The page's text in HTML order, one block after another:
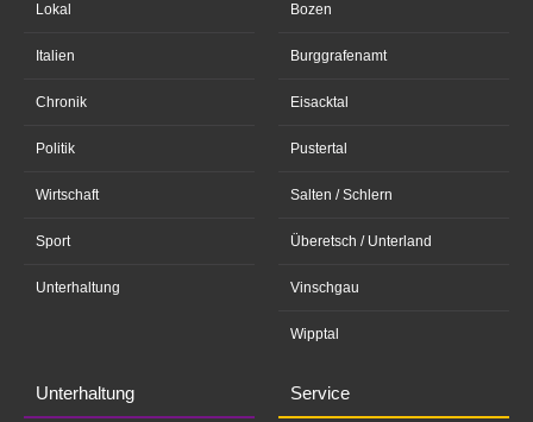
Lokal
Italien
Chronik
Politik
Wirtschaft
Sport
Unterhaltung
Bozen
Burggrafenamt
Eisacktal
Pustertal
Salten / Schlern
Überetsch / Unterland
Vinschgau
Wipptal
Unterhaltung Service